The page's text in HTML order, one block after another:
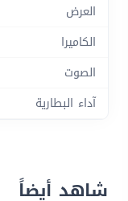
العرض
الكاميرا
الصوت
آداء البطارية
شاهد أيضاً